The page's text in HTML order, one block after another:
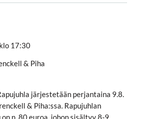
klo 17:30
& Piha
järjestetään perjantaina 9.8.
& Piha:ssa. Rapujuhlan
n. 80 euroa, johon sisältyy 8-9